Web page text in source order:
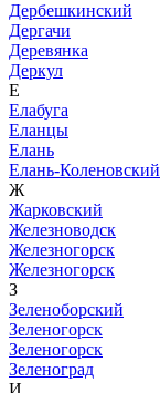
Дербешкинский
Дергачи
Деревянка
Деркул
Е
Елабуга
Еланцы
Елань
Елань-Коленовский
Ж
Жарковский
Железноводск
Железногорск
Железногорск
З
Зеленоборский
Зеленогорск
Зеленогорск
Зеленоград
И